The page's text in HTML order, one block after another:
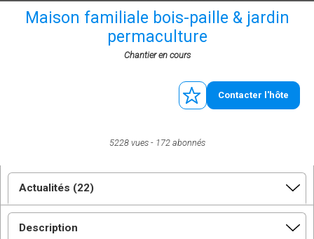
Maison familiale bois-paille & jardin
permaculture
Chantier en cours
Contacter l'hôte
5228 vues 172 abonnés
Actualités (22)
Description